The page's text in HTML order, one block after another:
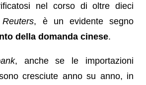
nel corso di oltre dieci
Reuters, è un evidente segno
della domanda cinese.
, anche se le importazioni
cresciute anno su anno, in